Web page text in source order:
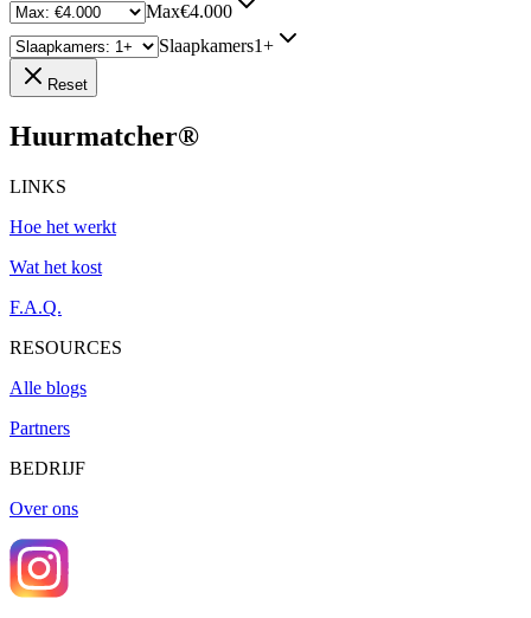
Max€4.000
Slaapkamers1+
Reset
Huurmatcher®
LINKS
Hoe het werkt
Wat het kost
F.A.Q.
RESOURCES
Alle blogs
Partners
BEDRIJF
Over ons